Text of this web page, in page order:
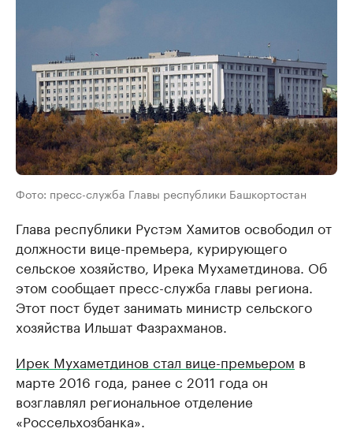
Фото: пресс-служба Главы республики Башкортостан
Глава республики Рустэм Хамитов освободил от
должности вице-премьера, курирующего
сельское хозяйство, Ирека Мухаметдинова. Об
этом сообщает пресс-служба главы региона.
Этот пост будет занимать министр сельского
хозяйства Ильшат Фазрахманов.
Ирек Мухаметдинов стал вице-премьером в
марте 2016 года, ранее с 2011 года он
возглавлял региональное отделение
«Россельхозбанка».